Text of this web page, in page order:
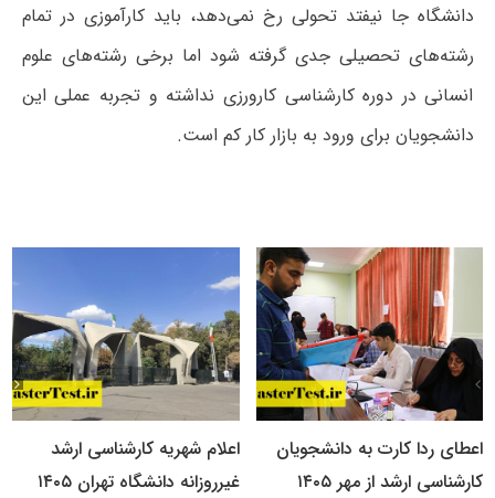
دانشگاه جا نیفتد تحولی رخ نمی‌دهد، باید کارآموزی‌ در تمام
رشته‌های تحصیلی جدی گرفته شود اما برخی رشته‌های علوم
انسانی در دوره کارشناسی کارورزی نداشته و تجربه عملی این
دانشجویان برای ورود به بازار کار کم است.
اعطای ردا کارت به دانشجویان
کارشناسی ارشد از مهر ۱۴۰۵
اعلام شهریه کارشناسی ارشد
غیرروزانه دانشگاه تهران ۱۴۰۵